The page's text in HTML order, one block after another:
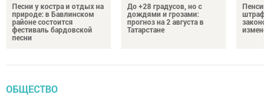
Песни у костра и отдых на
природе: в Бавлинском
районе состоится
фестиваль бардовской
песни
До +28 градусов, но с
дождями и грозами:
прогноз на 2 августа в
Татарстане
ОБЩЕСТВО